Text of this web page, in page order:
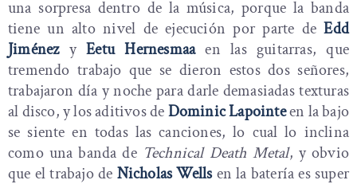
una sorpresa dentro de la música, porque la banda
tiene un alto nivel de ejecución por parte deEdd
JiménezyEetu Hernesmaaen las guitarras, que
tremendo trabajo que se dieron estos dos señores,
trabajaron día y noche para darle demasiadas texturas
al disco, y los aditivos deDominic Lapointeen la bajo
se siente en todas las canciones, lo cual lo inclina
como una banda de Technical Death Metal, y obvio
que el trabajo de Nicholas Wellsen la batería es super